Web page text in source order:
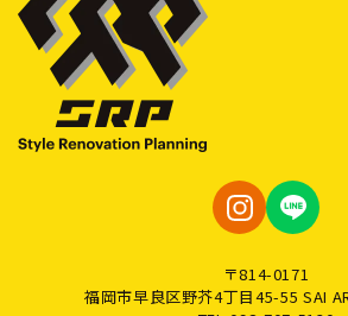
〒814-0171
福岡市早良区野芥4丁目45-55 SAI
イ
ン
タ
グ
ラ
イ
は
こ